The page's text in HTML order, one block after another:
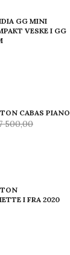
GG MINI
VESKE I GG
CABAS PIANO
500,00
I FRA 2020